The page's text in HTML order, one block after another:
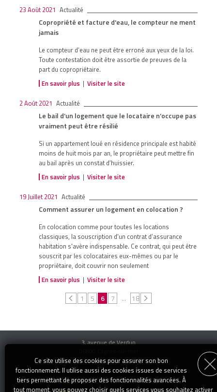
23 Août 2021 Actualité
Copropriété et facture d'eau, le compteur ne ment
jamais
Le compteur d’eau ne peut être erroné aux yeux de la loi.
Toute contestation doit être assortie de preuves de la
part du copropriétaire.
En savoir plus | Visiter le site
2 Août 2021 Actualité
Le bail d’un logement que le locataire n’occupe pas
vraiment peut être résilié
Si un appartement loué en résidence principale est habité
moins de huit mois par an, le propriétaire peut mettre fin
au bail après un constat d’huissier.
En savoir plus | Visiter le site
19 Juillet 2021 Actualité
Comment assurer un logement en colocation ?
En colocation comme pour toutes les locations
classiques, la souscription d'un contrat d’assurance
habitation s'avère indispensable. Ce contrat, qui peut être
souscrit par les colocataires eux-mêmes ou par le
propriétaire, doit couvrir non seulement
En savoir plus | Visiter le site
1 5 6 7 ... 18
3, avenue de Verdun
Téléphone : 04 92 13 14 00
E-mail :transaction@specialimmo.com
Mentions Légales -Articles-Recrutement
Ce site utilise des cookies pour assurer son bon
fonctionnement. Il utilise aussi des cookies issues de services
tiers permettant de proposer des fonctionnalités avancées. À
tout moment, vous pouvez choisir quels services vous souhaitez activer